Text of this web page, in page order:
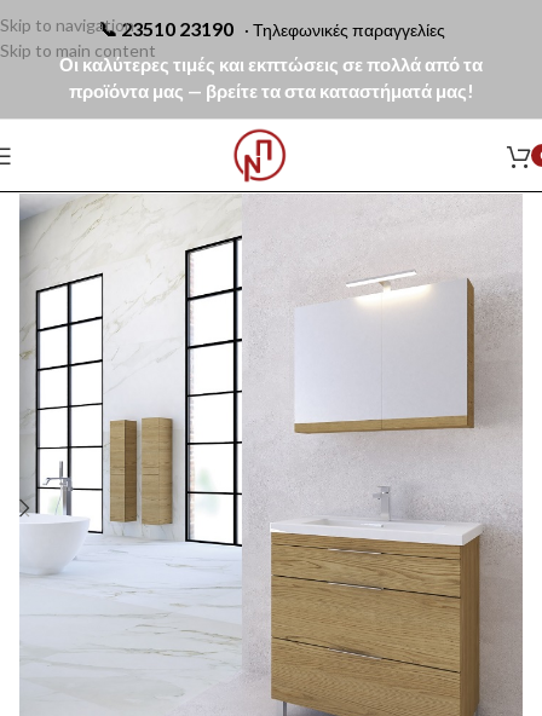
📞23510 23190 · Τηλεφωνικές παραγγελίες
Οι καλύτερες τιμές και εκπτώσεις σε πολλά από τα
προϊόντα μας — βρείτε τα στα καταστήματά μας!
Skip to navigation
Skip to main content